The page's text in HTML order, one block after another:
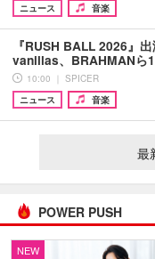
ニュース
音楽
『RUSH BALL 2026』
vanillas、BRAHMANら
10:00 ｜ SPICER
ニュース
音楽
最
POWER PUSH
NEW